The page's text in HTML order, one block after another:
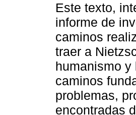
Este texto,
informe de
caminos
traer a
humanismo y
caminos
problemas,
encontradas